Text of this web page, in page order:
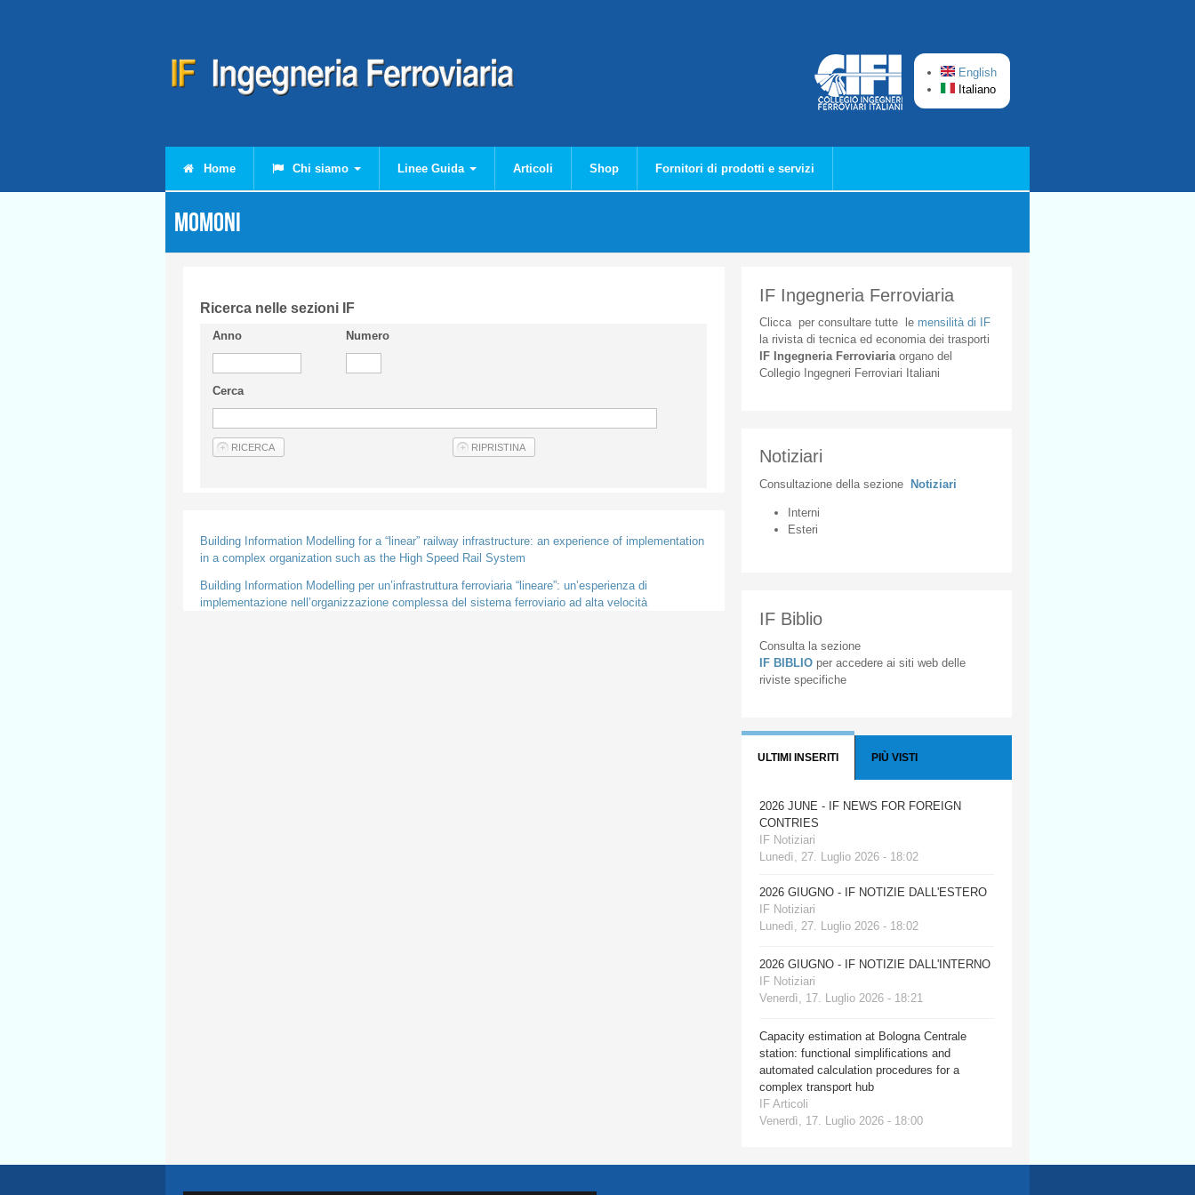
English
Italiano
Home Chi siamo Linee Guida Articoli Shop Fornitori di prodotti e servizi
MOMONI
Ricerca nelle sezioni IF
Anno Numero
Cerca
Building Information Modelling for a “linear” railway infrastructure: an experience of implementation
in a complex organization such as the High Speed Rail System
Building Information Modelling per un’infrastruttura ferroviaria “lineare”: un’esperienza di
implementazione nell’organizzazione complessa del sistema ferroviario ad alta velocità
IF Ingegneria Ferroviaria
Cliccaper consultare tuttele mensilità di IF
la rivista di tecnica ed economia dei trasporti
IF Ingegneria Ferroviaria organodel
Collegio
Ingegneri Ferroviari Italiani
Notiziari
Consultazione della sezione Notiziari
Interni
Esteri
IF Biblio
Consulta la sezione
IF BIBLIO per accedere ai siti web delle
riviste specifiche
ULTIMI INSERITI PIÙ VISTI
2026 JUNE - IF NEWS FOR FOREIGN
CONTRIES
IF Notiziari
Lunedì, 27. Luglio 2026 - 18:02
2026 GIUGNO - IF NOTIZIE DALL'ESTERO
IF Notiziari
Lunedì, 27. Luglio 2026 - 18:02
2026 GIUGNO - IF NOTIZIE DALL'INTERNO
IF Notiziari
Venerdì, 17. Luglio 2026 - 18:21
Capacity estimation at Bologna Centrale
station: functional simplifications and
automated calculation procedures for a
complex transport hub
IF Articoli
Venerdì, 17. Luglio 2026 - 18:00